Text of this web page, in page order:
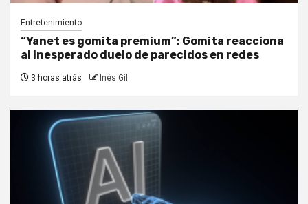
Entretenimiento
“Yanet es gomita premium”: Gomita reacciona
al inesperado duelo de parecidos en redes
3 horas atrás Inés Gil